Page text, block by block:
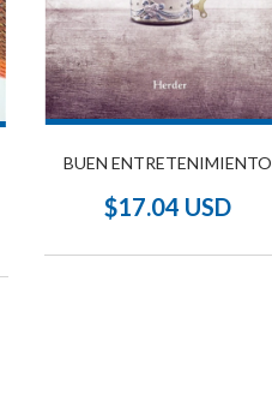
BUEN ENTRETENIMIENTO
$17.04 USD